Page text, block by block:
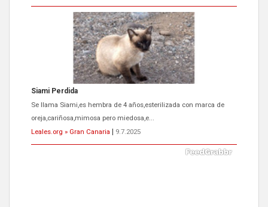
Siami Perdida
Se llama Siami,es hembra de 4 años,esterilizada con marca de
oreja,cariñosa,mimosa pero miedosa,e...
Leales.org » Gran Canaria
9.7.2025